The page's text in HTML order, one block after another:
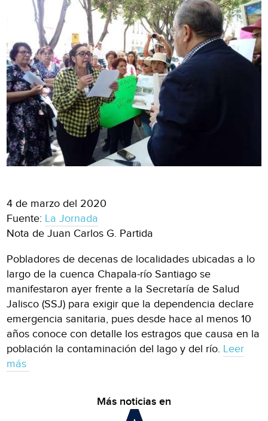
4 de marzo del 2020
Fuente: La Jornada
Nota de Juan Carlos G. Partida
Pobladores de decenas de localidades ubicadas a lo
largo de la cuenca Chapala-río Santiago se
manifestaron ayer frente a la Secretaría de Salud
Jalisco (SSJ) para exigir que la dependencia declare
emergencia sanitaria, pues desde hace al menos 10
años conoce con detalle los estragos que causa en la
población la contaminación del lago y del río. Leer
más
Más noticias en